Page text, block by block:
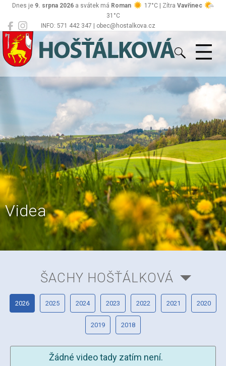
INFO: 571 442 347 | obec@hostalkova.cz
Dnes je 9. srpna 2026 a svátek má Roman 17°C | Zítra Vavřinec
31°C
Hošťálková
Videa
ŠACHY HOŠŤÁLKOVÁ
2026 2025 2024 2023 2022 2021 2020
2019 2018
Žádné video tady zatím není.